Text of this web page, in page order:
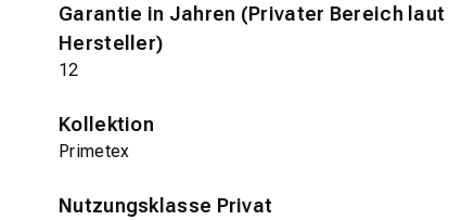
Garantie in Jahren (Privater Bereich laut
Hersteller)
12
Kollektion
Primetex
Nutzungsklasse Privat